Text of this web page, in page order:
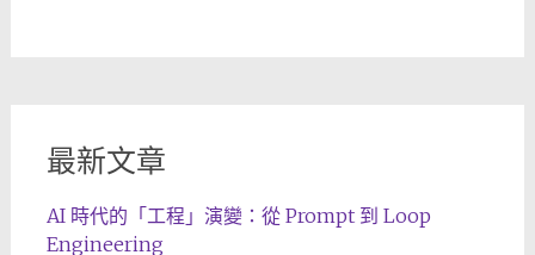
最新文章
AI 時代的「工程」演變：從 Prompt 到 Loop
Engineering